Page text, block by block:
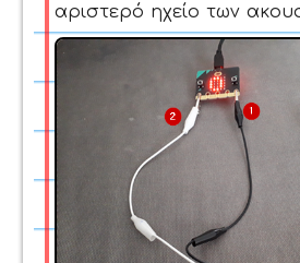
αριστερό ηχείο των